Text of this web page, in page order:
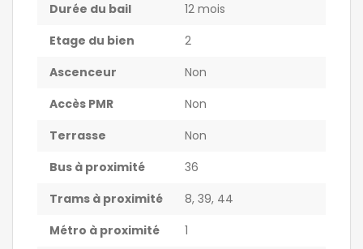
Durée du bail
12 mois
Etage du bien
2
Ascenceur
Non
Accès PMR
Non
Terrasse
Non
Bus à proximité
36
Trams à proximité
8, 39, 44
Métro à proximité
1